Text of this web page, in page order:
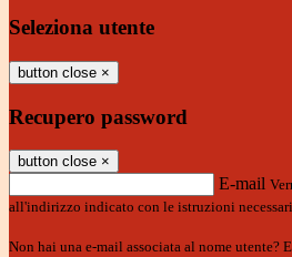
Seleziona utente
button close ×
Recupero password
button close ×
E-mail
all'indirizzo indicato con le istruzioni
Non hai una e-mail associata al nome utente?